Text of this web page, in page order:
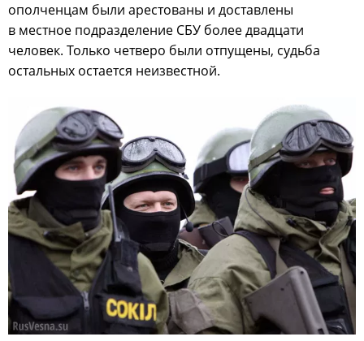
ополченцам были арестованы и доставлены
в местное подразделение СБУ более двадцати
человек. Только четверо были отпущены, судьба
остальных остается неизвестной.